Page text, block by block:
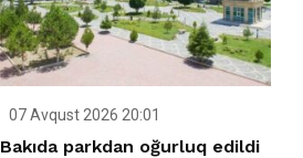
07 Avqust 2026 20:01
Bakıda parkdan oğurluq edildi